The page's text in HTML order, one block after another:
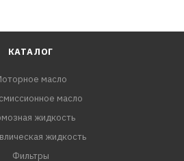
КАТАЛОГ
масло
масло
жидкость
жидкость
Фильтры